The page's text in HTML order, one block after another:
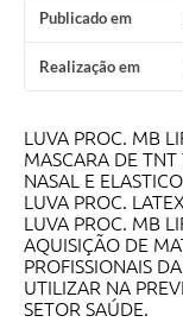
Publicado em
Realização em
LUVA PROC. MB
MASCARA DE
NASAL E
LUVA PROC.
LUVA PROC. MB
AQUISIÇÃO DE
PROFISSIONAIS
UTILIZAR NA
SETOR SAÚDE.